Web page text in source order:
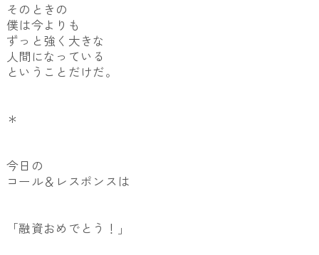
そのときの
僕は今よりも
ずっと強く大きな
人間になっている
ということだけだ。
＊
今日の
コール＆レスポンスは
「融資おめでとう！」